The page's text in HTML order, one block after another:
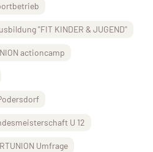
"FIT KINDER & JUGEND"
actioncamp
U 12
Umfrage